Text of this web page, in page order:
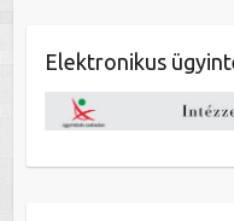
Elektronikus